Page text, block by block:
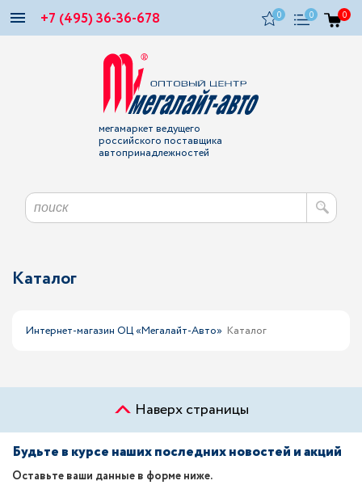
+7 (495) 36-36-678 0 0 0
мегамаркет ведущего
российского поставщика
автопринадлежностей
Каталог
Интернет-магазин ОЦ «Мегалайт-Авто» Каталог
Наверх страницы
Будьте в курсе наших последних новостей и акций
Оставьте ваши данные в форме ниже.